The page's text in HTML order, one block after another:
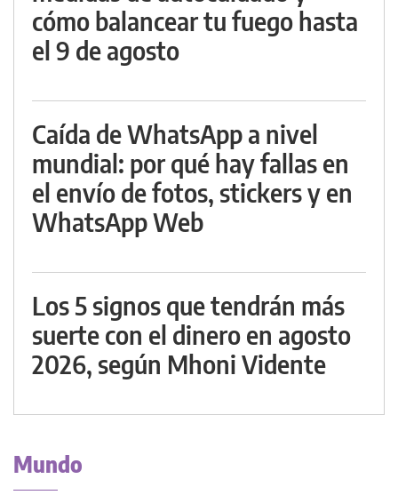
cómo balancear tu fuego hasta
el 9 de agosto
Caída de WhatsApp a nivel
mundial: por qué hay fallas en
el envío de fotos, stickers y en
WhatsApp Web
Los 5 signos que tendrán más
suerte con el dinero en agosto
2026, según Mhoni Vidente
Mundo